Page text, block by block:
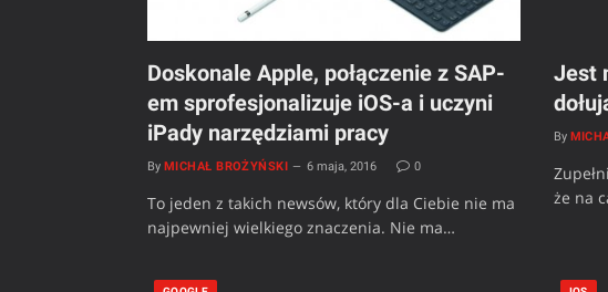
Doskonale Apple, połączenie z SAP-
em sprofesjonalizuje iOS-a i uczyni
iPady narzędziami pracy
By MICHAŁ BROŻYŃSKI 6 maja, 2016 0
To jeden z takich newsów, który dla Ciebie nie ma
najpewniej wielkiego znaczenia. Nie ma…
Jest
By
że na